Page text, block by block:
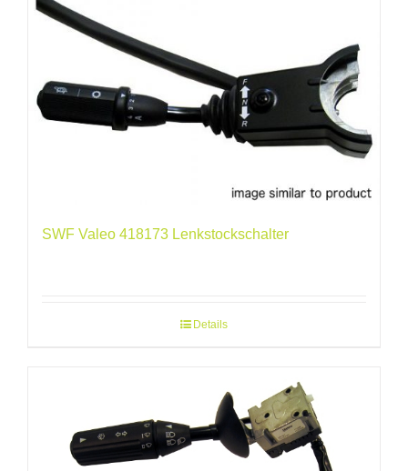
SWF Valeo 418173 Lenkstockschalter
Details